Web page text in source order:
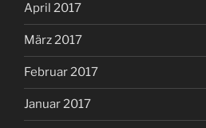
April 2017
März 2017
Februar 2017
Januar 2017